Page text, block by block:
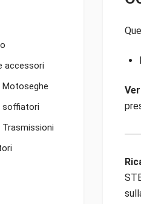
accessori
soffiatori